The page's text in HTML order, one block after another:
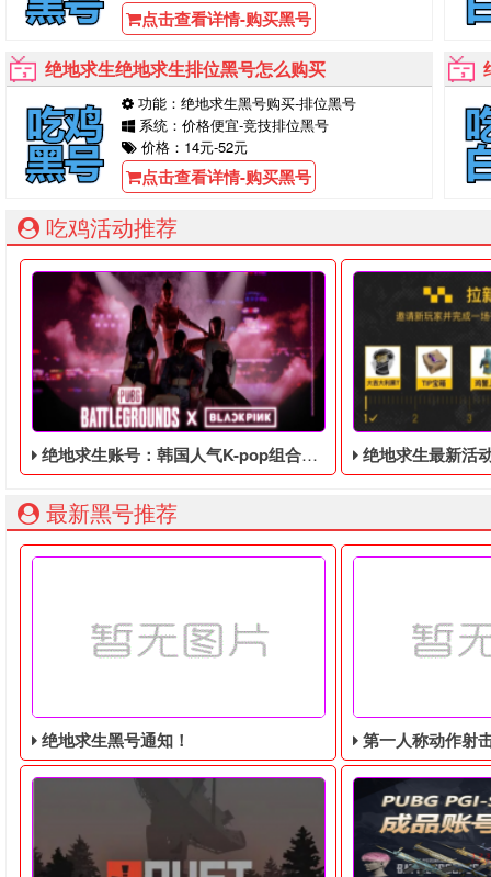
点击查看详情-购买黑号
绝地求生绝地求生排位黑号怎么购买
功能：绝地求生黑号购买-排位黑号
系统：价格便宜-竞技排位黑号
价格：14元-52元
点击查看详情-购买黑号
吃鸡活动推荐
绝地求生账号：韩国人气K-pop组合Blackpink联动，活动将于8月8日至9月7日举行 绝地求生最新活动！邀
最新黑号推荐
绝地求生黑号通知！ 第一人称动作射击游戏《绝地